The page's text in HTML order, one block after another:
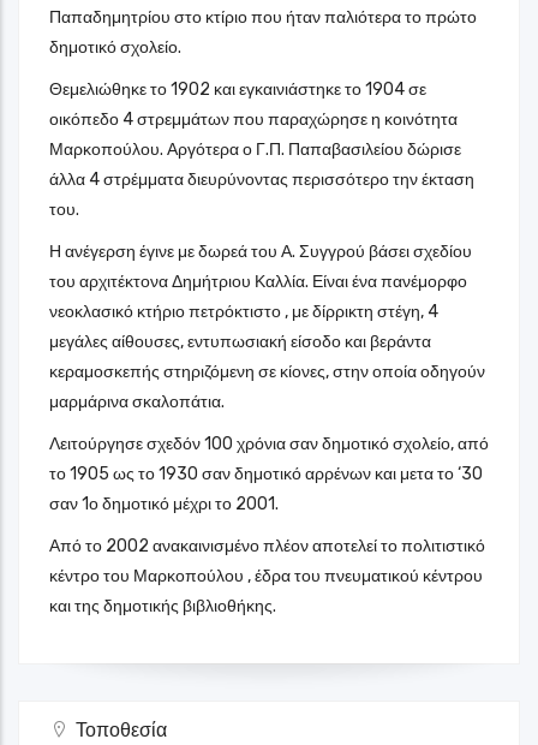
Παπαδημητρίου στο κτίριο που ήταν παλιότερα το πρώτο
δημοτικό σχολείο.
Θεμελιώθηκε το 1902 και εγκαινιάστηκε το 1904 σε
οικόπεδο 4 στρεμμάτων που παραχώρησε η κοινότητα
Μαρκοπούλου. Αργότερα ο Γ.Π. Παπαβασιλείου δώρισε
άλλα 4 στρέμματα διευρύνοντας περισσότερο την έκταση
του.
Η ανέγερση έγινε με δωρεά του Α. Συγγρού βάσει σχεδίου
του αρχιτέκτονα Δημήτριου Καλλία. Είναι ένα πανέμορφο
νεοκλασικό κτήριο πετρόκτιστο , με δίρρικτη στέγη, 4
μεγάλες αίθουσες, εντυπωσιακή είσοδο και βεράντα
κεραμοσκεπής στηριζόμενη σε κίονες, στην οποία οδηγούν
μαρμάρινα σκαλοπάτια.
Λειτούργησε σχεδόν 100 χρόνια σαν δημοτικό σχολείο, από
το 1905 ως το 1930 σαν δημοτικό αρρένων και μετα το ‘30
σαν 1ο δημοτικό μέχρι το 2001.
Από το 2002 ανακαινισμένο πλέον αποτελεί το πολιτιστικό
κέντρο του Μαρκοπούλου , έδρα του πνευματικού κέντρου
και της δημοτικής βιβλιοθήκης.
Τοποθεσία